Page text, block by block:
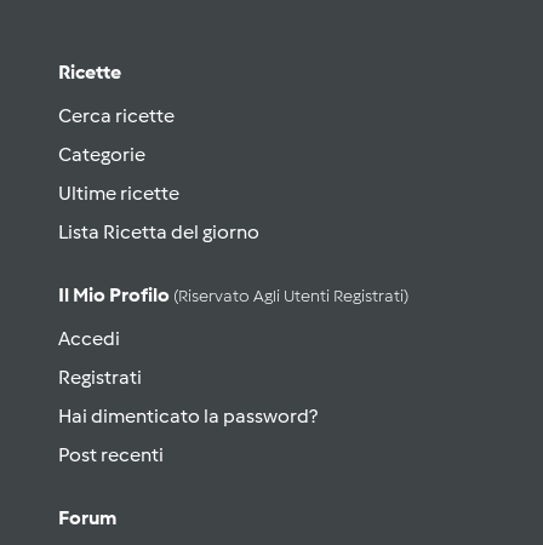
Ricette
Cerca ricette
Categorie
Ultime ricette
Lista Ricetta del giorno
Il Mio Profilo (riservato Agli Utenti Registrati)
Accedi
Registrati
Hai dimenticato la password?
Post recenti
Forum